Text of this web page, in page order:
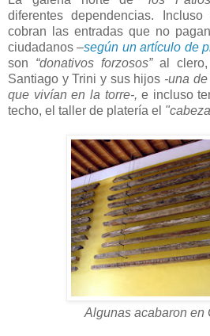
diferentes dependencias.
cobran las entradas que no
ciudadanos–según un artículo de
son “donativos forzosos”al clero,
Santiago y Trini y sus hijos -una
que vivían en la torre-, e incluso
techo, el taller de platería el
Algunas acabaron en